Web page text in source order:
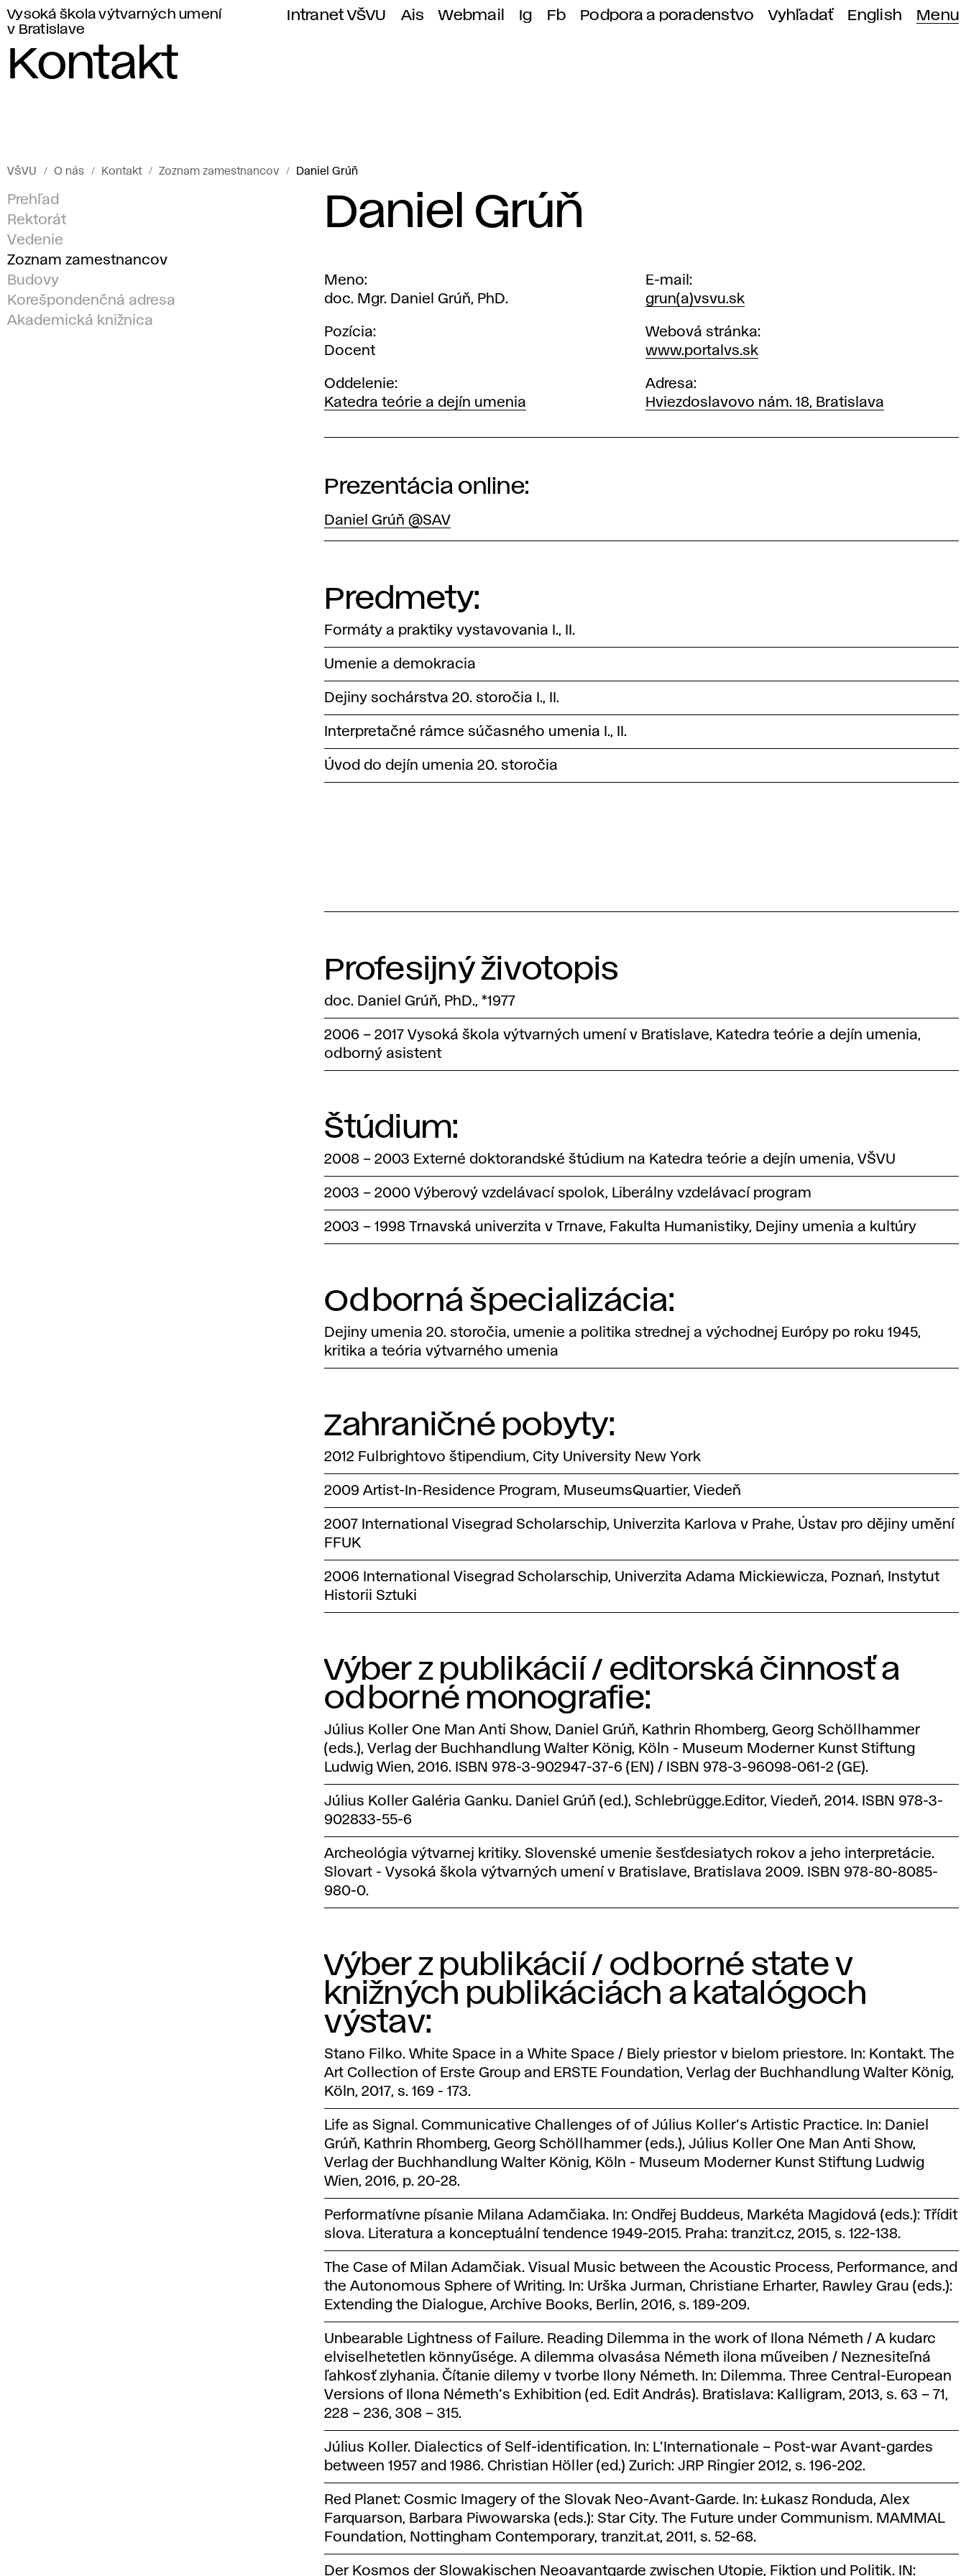
Vysoká škola výtvarných umení
v Bratislave
Intranet VŠVU Ais Webmail Ig Fb Podpora a poradenstvo Vyhľadať English Menu
Kontakt
VŠVU O nás Kontakt Zoznam zamestnancov Daniel Grúň
Prehľad
Rektorát
Vedenie
Zoznam zamestnancov
Budovy
Korešpondenčná adresa
Akademická knižnica
Daniel Grúň
Meno
doc. Mgr. Daniel Grúň, PhD.
Pozícia
Docent
Oddelenie
Katedra teórie a dejín umenia
E-mail
grun(a)vsvu.sk
Webová stránka
www.portalvs.sk
Adresa
Hviezdoslavovo nám. 18, Bratislava
Prezentácia online:
Daniel Grúň @SAV
Predmety:
Formáty a praktiky vystavovania I., II.
Umenie a demokracia
Dejiny sochárstva 20. storočia I., II.
Interpretačné rámce súčasného umenia I., II.
Úvod do dejín umenia 20. storočia
Profesijný životopis
doc. Daniel Grúň, PhD., *1977
2006 – 2017 Vysoká škola výtvarných umení v Bratislave, Katedra teórie a dejín umenia,
odborný asistent
Štúdium:
2008 – 2003 Externé doktorandské štúdium na Katedra teórie a dejín umenia, VŠVU
2003 – 2000 Výberový vzdelávací spolok, Liberálny vzdelávací program
2003 – 1998 Trnavská univerzita v Trnave, Fakulta Humanistiky, Dejiny umenia a kultúry
Odborná špecializácia:
Dejiny umenia 20. storočia, umenie a politika strednej a východnej Európy po roku 1945,
kritika a teória výtvarného umenia
Zahraničné pobyty:
2012 Fulbrightovo štipendium, City University New York
2009 Artist-In-Residence Program, MuseumsQuartier, Viedeň
2007 International Visegrad Scholarschip, Univerzita Karlova v Prahe, Ústav pro dějiny umění
FFUK
2006 International Visegrad Scholarschip, Univerzita Adama Mickiewicza, Poznań, Instytut
Historii Sztuki
Výber z publikácií / editorská činnosť a
odborné monografie:
Július Koller One Man Anti Show, Daniel Grúň, Kathrin Rhomberg, Georg Schöllhammer
(eds.), Verlag der Buchhandlung Walter König, Köln - Museum Moderner Kunst Stiftung
Ludwig Wien, 2016. ISBN 978-3-902947-37-6 (EN) / ISBN 978-3-96098-061-2 (GE).
Július Koller Galéria Ganku. Daniel Grúň (ed.), Schlebrügge.Editor, Viedeň, 2014. ISBN 978-3-
902833-55-6
Archeológia výtvarnej kritiky. Slovenské umenie šesťdesiatych rokov a jeho interpretácie.
Slovart - Vysoká škola výtvarných umení v Bratislave, Bratislava 2009. ISBN 978-80-8085-
980-0.
Výber z publikácií / odborné state v
knižných publikáciách a katalógoch
výstav:
Stano Filko. White Space in a White Space / Biely priestor v bielom priestore. In: Kontakt. The
Art Collection of Erste Group and ERSTE Foundation, Verlag der Buchhandlung Walter König,
Köln, 2017, s. 169 - 173.
Life as Signal. Communicative Challenges of of Július Koller’s Artistic Practice. In: Daniel
Grúň, Kathrin Rhomberg, Georg Schöllhammer (eds.), Július Koller One Man Anti Show,
Verlag der Buchhandlung Walter König, Köln - Museum Moderner Kunst Stiftung Ludwig
Wien, 2016, p. 20-28.
Performatívne písanie Milana Adamčiaka. In: Ondřej Buddeus, Markéta Magidová (eds.): Třídit
slova. Literatura a konceptuální tendence 1949-2015. Praha: tranzit.cz, 2015, s. 122-138.
The Case of Milan Adamčiak. Visual Music between the Acoustic Process, Performance, and
the Autonomous Sphere of Writing. In: Urška Jurman, Christiane Erharter, Rawley Grau (eds.):
Extending the Dialogue, Archive Books, Berlin, 2016, s. 189-209.
Unbearable Lightness of Failure. Reading Dilemma in the work of Ilona Németh / A kudarc
elviselhetetlen könnyűsége. A dilemma olvasása Németh ilona műveiben / Neznesiteľná
ľahkosť zlyhania. Čítanie dilemy v tvorbe Ilony Németh. In: Dilemma. Three Central-European
Versions of Ilona Németh’s Exhibition (ed. Edit András). Bratislava: Kalligram, 2013, s. 63 – 71,
228 – 236, 308 – 315.
Július Koller. Dialectics of Self-identification. In: L’Internationale – Post-war Avant-gardes
between 1957 and 1986. Christian Höller (ed.) Zurich: JRP Ringier 2012, s. 196-202.
Red Planet: Cosmic Imagery of the Slovak Neo-Avant-Garde. In: Łukasz Ronduda, Alex
Farquarson, Barbara Piwowarska (eds.): Star City. The Future under Communism. MAMMAL
Foundation, Nottingham Contemporary, tranzit.at, 2011, s. 52-68.
Der Kosmos der Slowakischen Neoavantgarde zwischen Utopie, Fiktion und Politik. IN: